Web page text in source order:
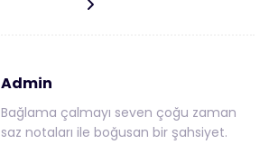
Admin
Bağlama çalmayı seven çoğu zaman
saz notaları ile boğusan bir şahsiyet.